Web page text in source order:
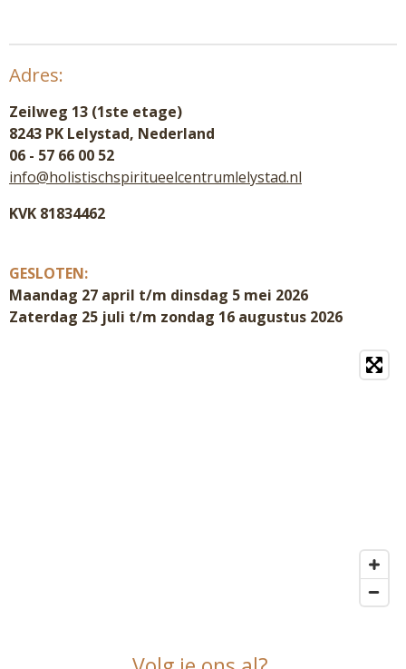
Adres:
Zeilweg 13 (1ste etage)
8243 PK Lelystad, Nederland
06 - 57 66 00 52
info@holistischspiritueelcentrumlelystad.nl
KVK 81834462
GESLOTEN:
Maandag 27 april t/m dinsdag 5 mei 2026
Zaterdag 25 juli t/m zondag 16 augustus 2026